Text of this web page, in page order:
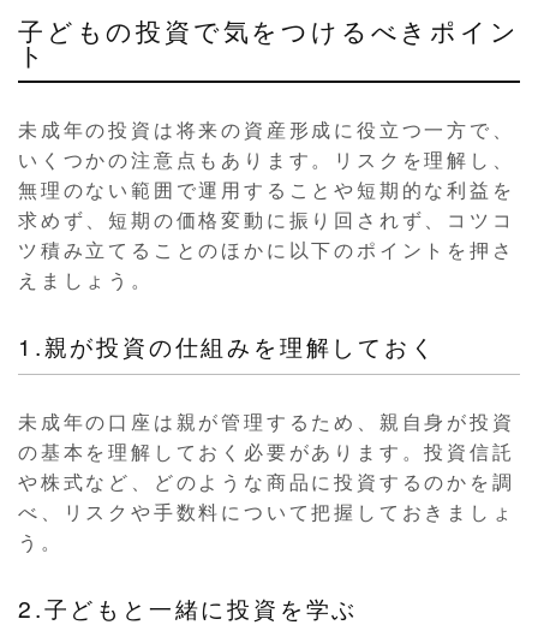
子どもの投資で気をつけるべきポイン
ト
未成年の投資は将来の資産形成に役立つ一方で、
いくつかの注意点もあります。リスクを理解し、
無理のない範囲で運用することや短期的な利益を
求めず、短期の価格変動に振り回されず、コツコ
ツ積み立てることのほかに以下のポイントを押さ
えましょう。
1.親が投資の仕組みを理解しておく
未成年の口座は親が管理するため、親自身が投資
の基本を理解しておく必要があります。投資信託
や株式など、どのような商品に投資するのかを調
べ、リスクや手数料について把握しておきましょ
う。
2.子どもと一緒に投資を学ぶ